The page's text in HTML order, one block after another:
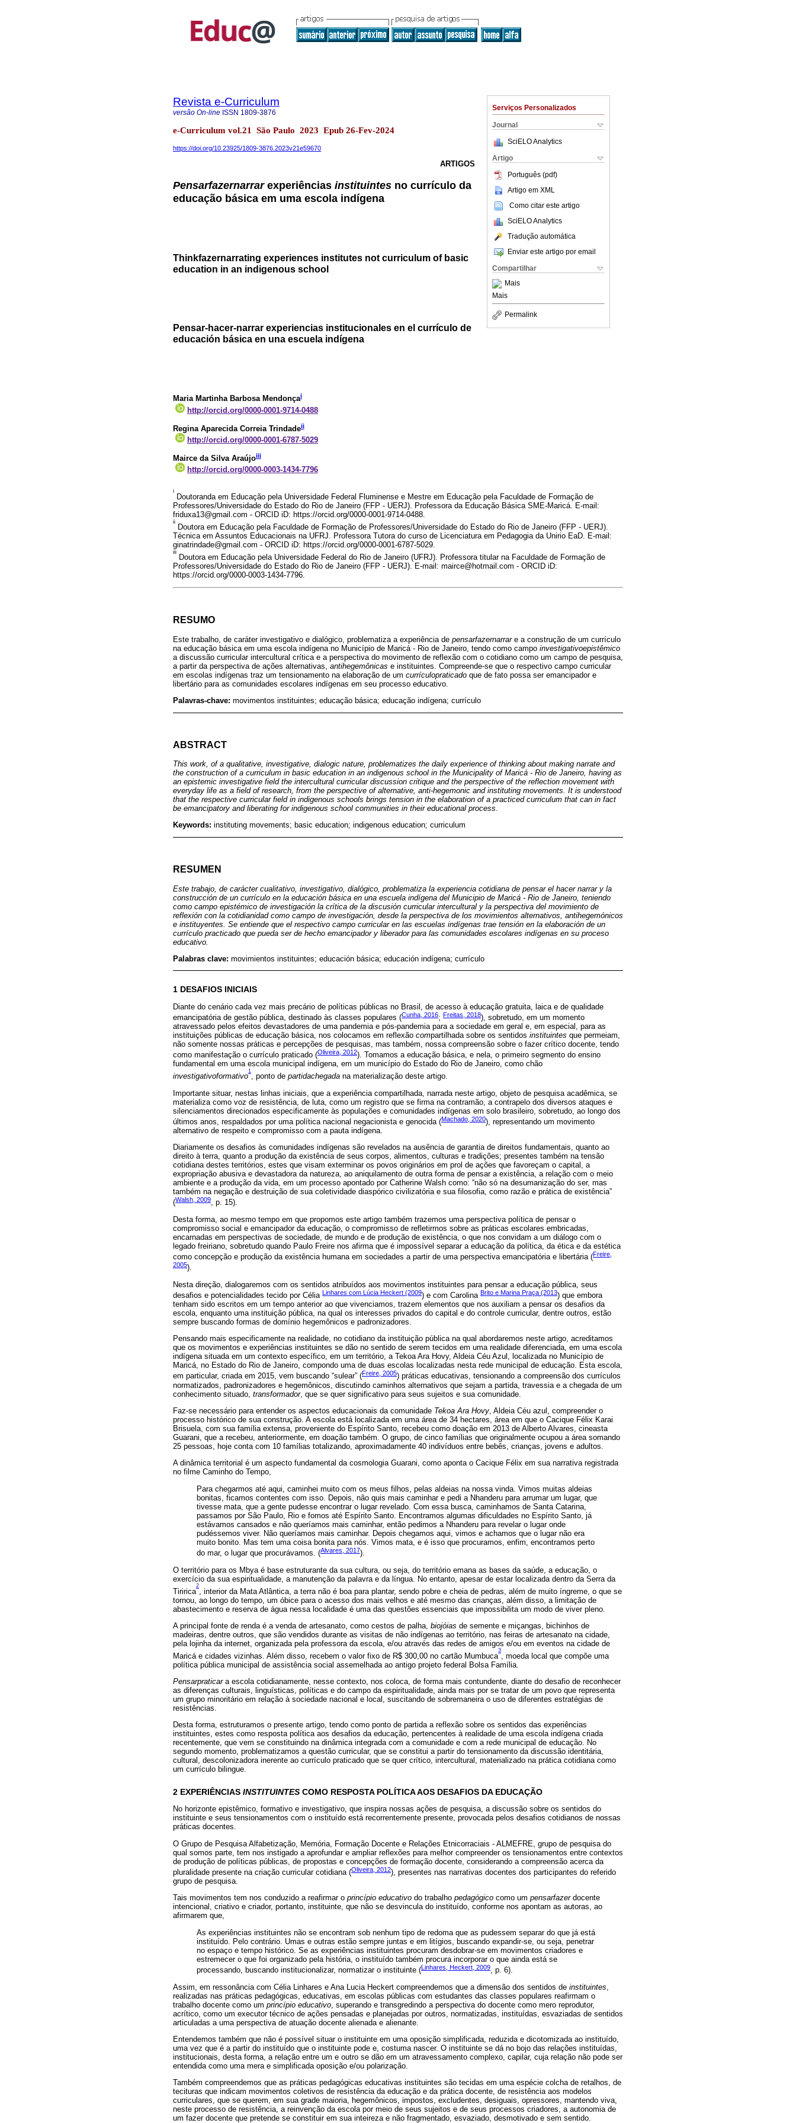
Serviços Personalizados
Journal
SciELO Analytics
Artigo
Português (pdf)
Artigo em XML
Como citar este artigo
SciELO Analytics
Tradução automática
Enviar este artigo por email
Compartilhar
Mais
Mais
Permalink
Revista e-Curriculum
versão On-line ISSN 1809-3876
e-Curriculum vol.21 São Paulo 2023 Epub 26-Fev-2024
https://doi.org/10.23925/1809-3876.2023v21e59670
ARTIGOS
Pensarfazernarrarexperiências instituintes no currículo da
educação básica em uma escola indígena
Thinkfazernarrating experiences institutes not curriculum of basic
education in an indigenous school
Pensar-hacer-narrar experiencias institucionales en el currículo de
educación básica en una escuela indígena
Maria Martinha Barbosa Mendonçai
http://orcid.org/0000-0001-9714-0488
Regina Aparecida Correia Trindadeii
http://orcid.org/0000-0001-6787-5029
Mairce da Silva Araújoiii
http://orcid.org/0000-0003-1434-7796
i
Doutoranda em Educação pela Universidade Federal Fluminense e Mestre em Educação pela Faculdade de Formação de
Professores/Universidade do Estado do Rio de Janeiro (FFP - UERJ). Professora da Educação Básica SME-Maricá. E-mail:
friduxa13@gmail.com - ORCID iD: https://orcid.org/0000-0001-9714-0488.
ii
Doutora em Educação pela Faculdade de Formação de Professores/Universidade do Estado do Rio de Janeiro (FFP - UERJ).
Técnica em Assuntos Educacionais na UFRJ. Professora Tutora do curso de Licenciatura em Pedagogia da Unirio EaD. E-mail:
ginatrindade@gmail.com - ORCID iD: https://orcid.org/0000-0001-6787-5029.
iii
Doutora em Educação pela Universidade Federal do Rio de Janeiro (UFRJ). Professora titular na Faculdade de Formação de
Professores/Universidade do Estado do Rio de Janeiro (FFP - UERJ). E-mail: mairce@hotmail.com - ORCID iD:
https://orcid.org/0000-0003-1434-7796.
RESUMO
Este trabalho, de caráter investigativo e dialógico, problematiza a experiência de pensarfazernarrare a construção de um currículo
na educação básica em uma escola indígena no Município de Maricá - Rio de Janeiro, tendo como campo investigativoepistêmico
a discussão curricular intercultural crítica e a perspectiva do movimento de reflexão com o cotidiano como um campo de pesquisa,
a partir da perspectiva de ações alternativas, antihegemônicas e instituintes. Compreende-se que o respectivo campo curricular
em escolas indígenas traz um tensionamento na elaboração de um currículopraticado que de fato possa ser emancipador e
libertário para as comunidades escolares indígenas em seu processo educativo.
Palavras-chave: movimentos instituintes; educação básica; educação indígena; currículo
ABSTRACT
This work, of a qualitative, investigative, dialogic nature, problematizes the daily experience of thinking about making narrate and
the construction of a curriculum in basic education in an indigenous school in the Municipality of Maricá - Rio de Janeiro, having as
an epistemic investigative field the intercultural curricular discussion critique and the perspective of the reflection movement with
everyday life as a field of research, from the perspective of alternative, anti-hegemonic and instituting movements. It is understood
that the respective curricular field in indigenous schools brings tension in the elaboration of a practiced curriculum that can in fact
be emancipatory and liberating for indigenous school communities in their educational process.
Keywords: instituting movements; basic education; indigenous education; curriculum
RESUMEN
Este trabajo, de carácter cualitativo, investigativo, dialógico, problematiza la experiencia cotidiana de pensar el hacer narrar y la
construcción de un currículo en la educación básica en una escuela indígena del Municipio de Maricá - Rio de Janeiro, teniendo
como campo epistémico de investigación la crítica de la discusión curricular intercultural y la perspectiva del movimiento de
reflexión con la cotidianidad como campo de investigación, desde la perspectiva de los movimientos alternativos, antihegemónicos
e instituyentes. Se entiende que el respectivo campo curricular en las escuelas indígenas trae tensión en la elaboración de un
currículo practicado que pueda ser de hecho emancipador y liberador para las comunidades escolares indígenas en su proceso
educativo.
Palabras clave: movimientos instituintes; educación básica; educación indígena; currículo
1 DESAFIOS INICIAIS
Diante do cenário cada vez mais precário de políticas públicas no Brasil, de acesso à educação gratuita, laica e de qualidade
emancipatória de gestão pública, destinado às classes populares (Cunha, 2016; Freitas, 2018), sobretudo, em um momento
atravessado pelos efeitos devastadores de uma pandemia e pós-pandemia para a sociedade em geral e, em especial, para as
instituições públicas de educação básica, nos colocamos em reflexão compartilhada sobre os sentidos instituintes que permeiam,
não somente nossas práticas e percepções de pesquisas, mas também, nossa compreensão sobre o fazer crítico docente, tendo
como manifestação o currículo praticado (Oliveira, 2012). Tomamos a educação básica, e nela, o primeiro segmento do ensino
fundamental em uma escola municipal indígena, em um município do Estado do Rio de Janeiro, como chão
investigativoformativo
1
, ponto de partidachegada na materialização deste artigo.
Importante situar, nestas linhas iniciais, que a experiência compartilhada, narrada neste artigo, objeto de pesquisa acadêmica, se
materializa como voz de resistência, de luta, como um registro que se firma na contramão, a contrapelo dos diversos ataques e
silenciamentos direcionados especificamente às populações e comunidades indígenas em solo brasileiro, sobretudo, ao longo dos
últimos anos, respaldados por uma política nacional negacionista e genocida (Machado, 2020), representando um movimento
alternativo de respeito e compromisso com a pauta indígena.
Diariamente os desafios às comunidades indígenas são revelados na ausência de garantia de direitos fundamentais, quanto ao
direito à terra, quanto a produção da existência de seus corpos, alimentos, culturas e tradições; presentes também na tensão
cotidiana destes territórios, estes que visam exterminar os povos originários em prol de ações que favoreçam o capital, a
expropriação abusiva e devastadora da natureza, ao aniquilamento de outra forma de pensar a existência, a relação com o meio
ambiente e a produção da vida, em um processo apontado por Catherine Walsh como: “não só na desumanização do ser, mas
também na negação e destruição de sua coletividade diaspórico civilizatória e sua filosofia, como razão e prática de existência”
(Walsh, 2009, p. 15).
Desta forma, ao mesmo tempo em que propomos este artigo também trazemos uma perspectiva política de pensar o
compromisso social e emancipador da educação, o compromisso de refletirmos sobre as práticas escolares embricadas,
encarnadas em perspectivas de sociedade, de mundo e de produção de existência, o que nos convidam a um diálogo com o
legado freiriano, sobretudo quando Paulo Freire nos afirma que é impossível separar a educação da política, da ética e da estética
como concepção e produção da existência humana em sociedades a partir de uma perspectiva emancipatória e libertária (Freire,
2005).
Nesta direção, dialogaremos com os sentidos atribuídos aos movimentos instituintes para pensar a educação pública, seus
desafios e potencialidades tecido por Célia Linhares com Lúcia Heckert (2009) e com Carolina Brito e Marina Praça (2013) que embora
tenham sido escritos em um tempo anterior ao que vivenciamos, trazem elementos que nos auxiliam a pensar os desafios da
escola, enquanto uma instituição pública, na qual os interesses privados do capital e do controle curricular, dentre outros, estão
sempre buscando formas de domínio hegemônicos e padronizadores.
Pensando mais especificamente na realidade, no cotidiano da instituição pública na qual abordaremos neste artigo, acreditamos
que os movimentos e experiências instituintes se dão no sentido de serem tecidos em uma realidade diferenciada, em uma escola
indígena situada em um contexto específico, em um território, a Tekoa Ara Hovy, Aldeia Céu Azul, localizada no Município de
Maricá, no Estado do Rio de Janeiro, compondo uma de duas escolas localizadas nesta rede municipal de educação. Esta escola,
em particular, criada em 2015, vem buscando “sulear” (Freire, 2005) práticas educativas, tensionando a compreensão dos currículos
normatizados, padronizadores e hegemônicos, discutindo caminhos alternativos que sejam a partida, travessia e a chegada de um
conhecimento situado, transformador, que se quer significativo para seus sujeitos e sua comunidade.
Faz-se necessário para entender os aspectos educacionais da comunidade Tekoa Ara Hovy , Aldeia Céu azul, compreender o
processo histórico de sua construção. A escola está localizada em uma área de 34 hectares, área em que o Cacique Félix Karai
Brisuela, com sua família extensa, proveniente do Espírito Santo, recebeu como doação em 2013 de Alberto Alvares, cineasta
Guarani, que a recebeu, anteriormente, em doação também. O grupo, de cinco famílias que originalmente ocupou a área somando
25 pessoas, hoje conta com 10 famílias totalizando, aproximadamente 40 indivíduos entre bebês, crianças, jovens e adultos.
A dinâmica territorial é um aspecto fundamental da cosmologia Guarani, como aponta o Cacique Félix em sua narrativa registrada
no filme Caminho do Tempo,
Para chegarmos até aqui, caminhei muito com os meus filhos, pelas aldeias na nossa vinda. Vimos muitas aldeias
bonitas, ficamos contentes com isso. Depois, não quis mais caminhar e pedi a Nhanderu para arrumar um lugar, que
tivesse mata, que a gente pudesse encontrar o lugar revelado. Com essa busca, caminhamos de Santa Catarina,
passamos por São Paulo, Rio e fomos até Espírito Santo. Encontramos algumas dificuldades no Espírito Santo, já
estávamos cansados e não queríamos mais caminhar, então pedimos a Nhanderu para revelar o lugar onde
pudéssemos viver. Não queríamos mais caminhar. Depois chegamos aqui, vimos e achamos que o lugar não era
muito bonito. Mas tem uma coisa bonita para nós. Vimos mata, e é isso que procuramos, enfim, encontramos perto
do mar, o lugar que procurávamos. (Alvares, 2017).
O território para os Mbya é base estruturante da sua cultura, ou seja, do território emana as bases da saúde, a educação, o
exercício da sua espiritualidade, a manutenção da palavra e da língua. No entanto, apesar de estar localizada dentro da Serra da
Tiririca
2
, interior da Mata Atlântica, a terra não é boa para plantar, sendo pobre e cheia de pedras, além de muito íngreme, o que se
tornou, ao longo do tempo, um óbice para o acesso dos mais velhos e até mesmo das crianças, além disso, a limitação de
abastecimento e reserva de água nessa localidade é uma das questões essenciais que impossibilita um modo de viver pleno.
A principal fonte de renda é a venda de artesanato, como cestos de palha, biojóias de semente e miçangas, bichinhos de
madeiras, dentre outros, que são vendidos durante as visitas de não indígenas ao território, nas feiras de artesanato na cidade,
pela lojinha da internet, organizada pela professora da escola, e/ou através das redes de amigos e/ou em eventos na cidade de
Maricá e cidades vizinhas. Além disso, recebem o valor fixo de R$ 300,00 no cartão Mumbuca
3
, moeda local que compõe uma
política pública municipal de assistência social assemelhada ao antigo projeto federal Bolsa Família.
Pensarpraticara escola cotidianamente, nesse contexto, nos coloca, de forma mais contundente, diante do desafio de reconhecer
as diferenças culturais, linguísticas, políticas e do campo da espiritualidade, ainda mais por se tratar de um povo que representa
um grupo minoritário em relação à sociedade nacional e local, suscitando de sobremaneira o uso de diferentes estratégias de
resistências.
Desta forma, estruturamos o presente artigo, tendo como ponto de partida a reflexão sobre os sentidos das experiências
instituintes, estes como resposta política aos desafios da educação, pertencentes à realidade de uma escola indígena criada
recentemente, que vem se constituindo na dinâmica integrada com a comunidade e com a rede municipal de educação. No
segundo momento, problematizamos a questão curricular, que se constitui a partir do tensionamento da discussão identitária,
cultural, descolonizadora inerente ao currículo praticado que se quer crítico, intercultural, materializado na prática cotidiana como
um currículo bilingue.
2 EXPERIÊNCIAS INSTITUINTES COMO RESPOSTA POLÍTICA AOS DESAFIOS DA EDUCAÇÃO
No horizonte epistêmico, formativo e investigativo, que inspira nossas ações de pesquisa, a discussão sobre os sentidos do
instituinte e seus tensionamentos com o instituído está recorrentemente presente, provocada pelos desafios cotidianos de nossas
práticas docentes.
O Grupo de Pesquisa Alfabetização, Memória, Formação Docente e Relações Etnicorraciais - ALMEFRE, grupo de pesquisa do
qual somos parte, tem nos instigado a aprofundar e ampliar reflexões para melhor compreender os tensionamentos entre contextos
de produção de políticas públicas, de propostas e concepções de formação docente, considerando a compreensão acerca da
pluralidade presente na criação curricular cotidiana (Oliveira, 2012), presentes nas narrativas docentes dos participantes do referido
grupo de pesquisa.
Tais movimentos tem nos conduzido a reafirmar o princípio educativo do trabalho pedagógico como um pensarfazerdocente
intencional, criativo e criador, portanto, instituinte, que não se desvincula do instituído, conforme nos apontam as autoras, ao
afirmarem que,
As experiências instituintes não se encontram sob nenhum tipo de redoma que as pudessem separar do que já está
instituído. Pelo contrário. Umas e outras estão sempre juntas e em litígios, buscando expandir-se, ou seja, penetrar
no espaço e tempo histórico. Se as experiências instituintes procuram desdobrar-se em movimentos criadores e
estremecer o que foi organizado pela história, o instituído também procura incorporar o que ainda está se
processando, buscando institucionalizar, normatizar o instituinte (Linhares, Heckert, 2009, p. 6).
Assim, em ressonância com Célia Linhares e Ana Lucia Heckert compreendemos que a dimensão dos sentidos de instituintes
realizadas nas práticas pedagógicas, educativas, em escolas públicas com estudantes das classes populares reafirmam o
trabalho docente como um princípio educativo , superando e transgredindo a perspectiva do docente como mero reprodutor,
acrítico, como um executor técnico de ações pensadas e planejadas por outros, normatizadas, instituídas, esvaziadas de sentidos
articuladas a uma perspectiva de atuação docente alienada e alienante.
Entendemos também que não é possível situar o instituinte em uma oposição simplificada, reduzida e dicotomizada ao instituído,
uma vez que é a partir do instituído que o instituinte pode e, costuma nascer. O instituinte se dá no bojo das relações instituídas,
institucionais, desta forma, a relação entre um e outro se dão em um atravessamento complexo, capilar, cuja relação não pode ser
entendida como uma mera e simplificada oposição e/ou polarização.
Também compreendemos que as práticas pedagógicas educativas instituintes são tecidas em uma espécie colcha de retalhos, de
tecituras que indicam movimentos coletivos de resistência da educação e da prática docente, de resistência aos modelos
curriculares, que se querem, em sua grade maioria, hegemônicos, impostos, excludentes, desiguais, opressores, mantendo viva,
neste processo de resistência, a reinvenção da escola por meio de seus sujeitos e de seus processos criadores, a autonomia de
um fazer docente que pretende se constituir em sua inteireza e não fragmentado, esvaziado, desmotivado e sem sentido.